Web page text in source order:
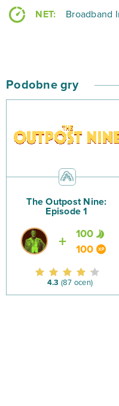
NET: Broadband
Podobne gry
The Outpost Nine:
Episode 1
100
100
4.3 (87 ocen)